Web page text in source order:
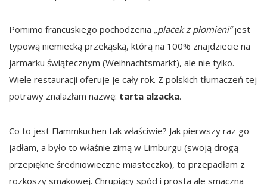
Pomimo francuskiego pochodzenia „placek z płomieni”jest
typową niemiecką przekąską, którą na 100% znajdziecie na
jarmarku świątecznym (Weihnachtsmarkt), ale nie tylko.
Wiele restauracji oferuje je cały rok. Z polskich tłumaczeń tej
potrawy znalazłam nazwę: tarta alzacka.
Co to jest Flammkuchen tak właściwie? Jak pierwszy raz go
jadłam, a było to właśnie zimą w Limburgu (swoją drogą
przepiękne średniowieczne miasteczko), to przepadłam z
rozkoszy smakowej. Chrupiący spód i prosta ale smaczna